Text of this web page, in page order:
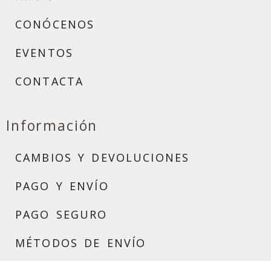
CONÓCENOS
EVENTOS
CONTACTA
Información
CAMBIOS Y DEVOLUCIONES
PAGO Y ENVÍO
PAGO SEGURO
MÉTODOS DE ENVÍO